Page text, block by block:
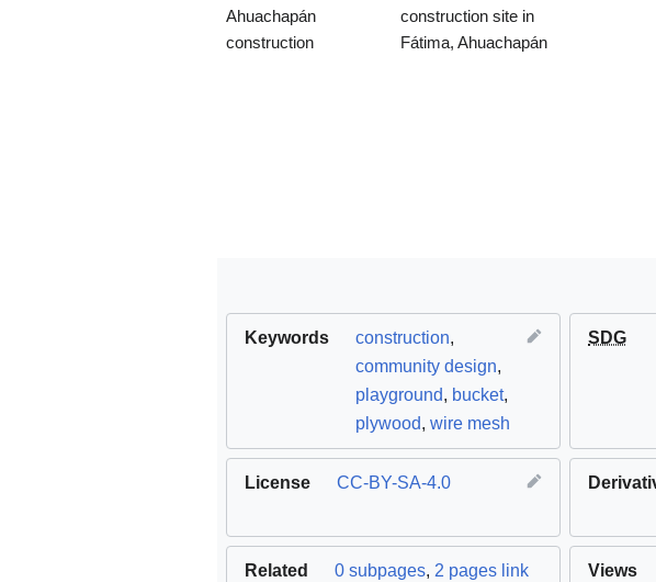
Ahuachapán
construction
construction site in
Fátima, Ahuachapán
Keywords construction,
community design,
playground, bucket,
plywood, wire mesh
SDG
License CC-BY-SA-4.0
Related 0 subpages, 2 pages link
Views